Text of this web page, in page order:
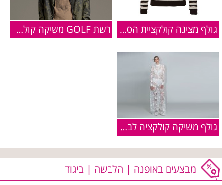
גולף מציגה קולקציית הסוודרים הנכונים לחורף 15-16 רשת GOLF משיקה קולקציית מעילים
גולף משיקה קולקציה לבנה וחגיגית
מבצעים באופנה | הלבשה | ביגוד